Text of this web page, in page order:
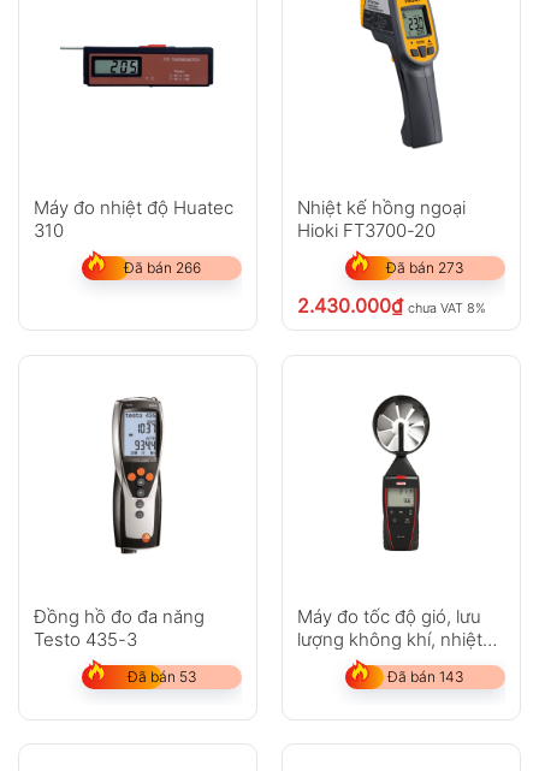
Máy đo nhiệt độ Huatec
310
Đã bán 266
Nhiệt kế hồng ngoại
Hioki FT3700-20
Đã bán 273
2.430.000₫ chưa VAT 8%
Đồng hồ đo đa năng
Testo 435-3
Đã bán 53
Máy đo tốc độ gió, lưu
lượng không khí, nhiệt
độ Kimo LV130
Đã bán 143